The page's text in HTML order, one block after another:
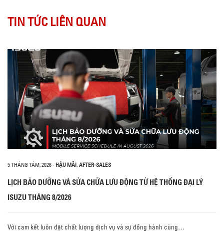
TIN TỨC LIÊN QUAN
5 THÁNG TÁM, 2026- HẬU MÃI, AFTER-SALES
LỊCH BẢO DƯỠNG VÀ SỬA CHỮA LƯU ĐỘNG TỪ HỆ THỐNG ĐẠI LÝ
ISUZU THÁNG 8/2026
Với cam kết luôn đặt chất lượng dịch vụ và sự đồng hành cùng…